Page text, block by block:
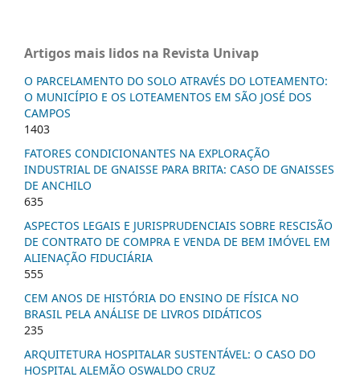
Artigos mais lidos na Revista Univap
O PARCELAMENTO DO SOLO ATRAVÉS DO LOTEAMENTO:
O MUNICÍPIO E OS LOTEAMENTOS EM SÃO JOSÉ DOS
CAMPOS
1403
FATORES CONDICIONANTES NA EXPLORAÇÃO
INDUSTRIAL DE GNAISSE PARA BRITA: CASO DE GNAISSES
DE ANCHILO
635
ASPECTOS LEGAIS E JURISPRUDENCIAIS SOBRE RESCISÃO
DE CONTRATO DE COMPRA E VENDA DE BEM IMÓVEL EM
ALIENAÇÃO FIDUCIÁRIA
555
CEM ANOS DE HISTÓRIA DO ENSINO DE FÍSICA NO
BRASIL PELA ANÁLISE DE LIVROS DIDÁTICOS
235
ARQUITETURA HOSPITALAR SUSTENTÁVEL: O CASO DO
HOSPITAL ALEMÃO OSWALDO CRUZ